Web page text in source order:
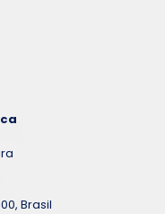
Brasil